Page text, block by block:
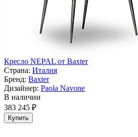
Кресло NEPAL от Baxter
Страна: Италия
Бренд: Baxter
Дизайнер: Paola Navone
В наличии
383 245 ₽
Купить